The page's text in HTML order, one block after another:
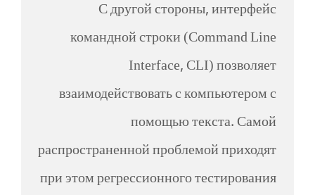
С другой стороны, интерфейс
командной строки (Command Line
Interface, CLI) позволяет
взаимодействовать с компьютером с
помощью текста. Самой
распространенной проблемой приходят
при этом регрессионного тестирования